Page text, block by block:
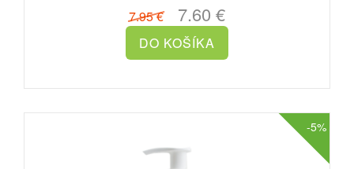
7.95 €7.60 €
-5%